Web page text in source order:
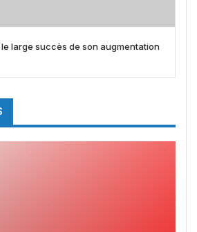
large succès de son augmentation